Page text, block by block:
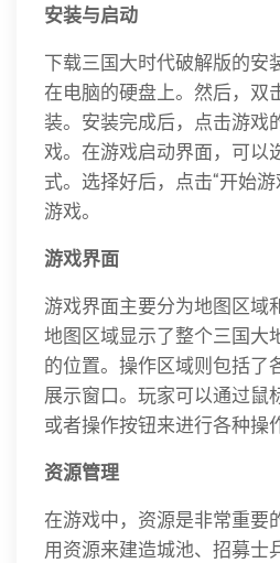
安装与启动
下载三国大时代破解版的安
在电脑的硬盘上。然后，双
装。安装完成后，点击游戏
戏。在游戏启动界面，可以
式。选择好后，点击“开始
游戏。
游戏界面
游戏界面主要分为地图区域
地图区域显示了整个三国大
的位置。操作区域则包括了
展示窗口。玩家可以通过鼠
或者操作按钮来进行各种操
资源管理
在游戏中，资源是非常重要
用资源来建造城池、招募士